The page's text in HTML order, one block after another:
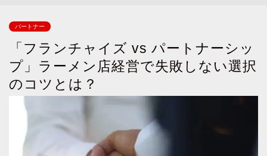
パートナー
「フランチャイズ vs パートナーシッ
プ」ラーメン店経営で失敗しない選択
のコツとは？